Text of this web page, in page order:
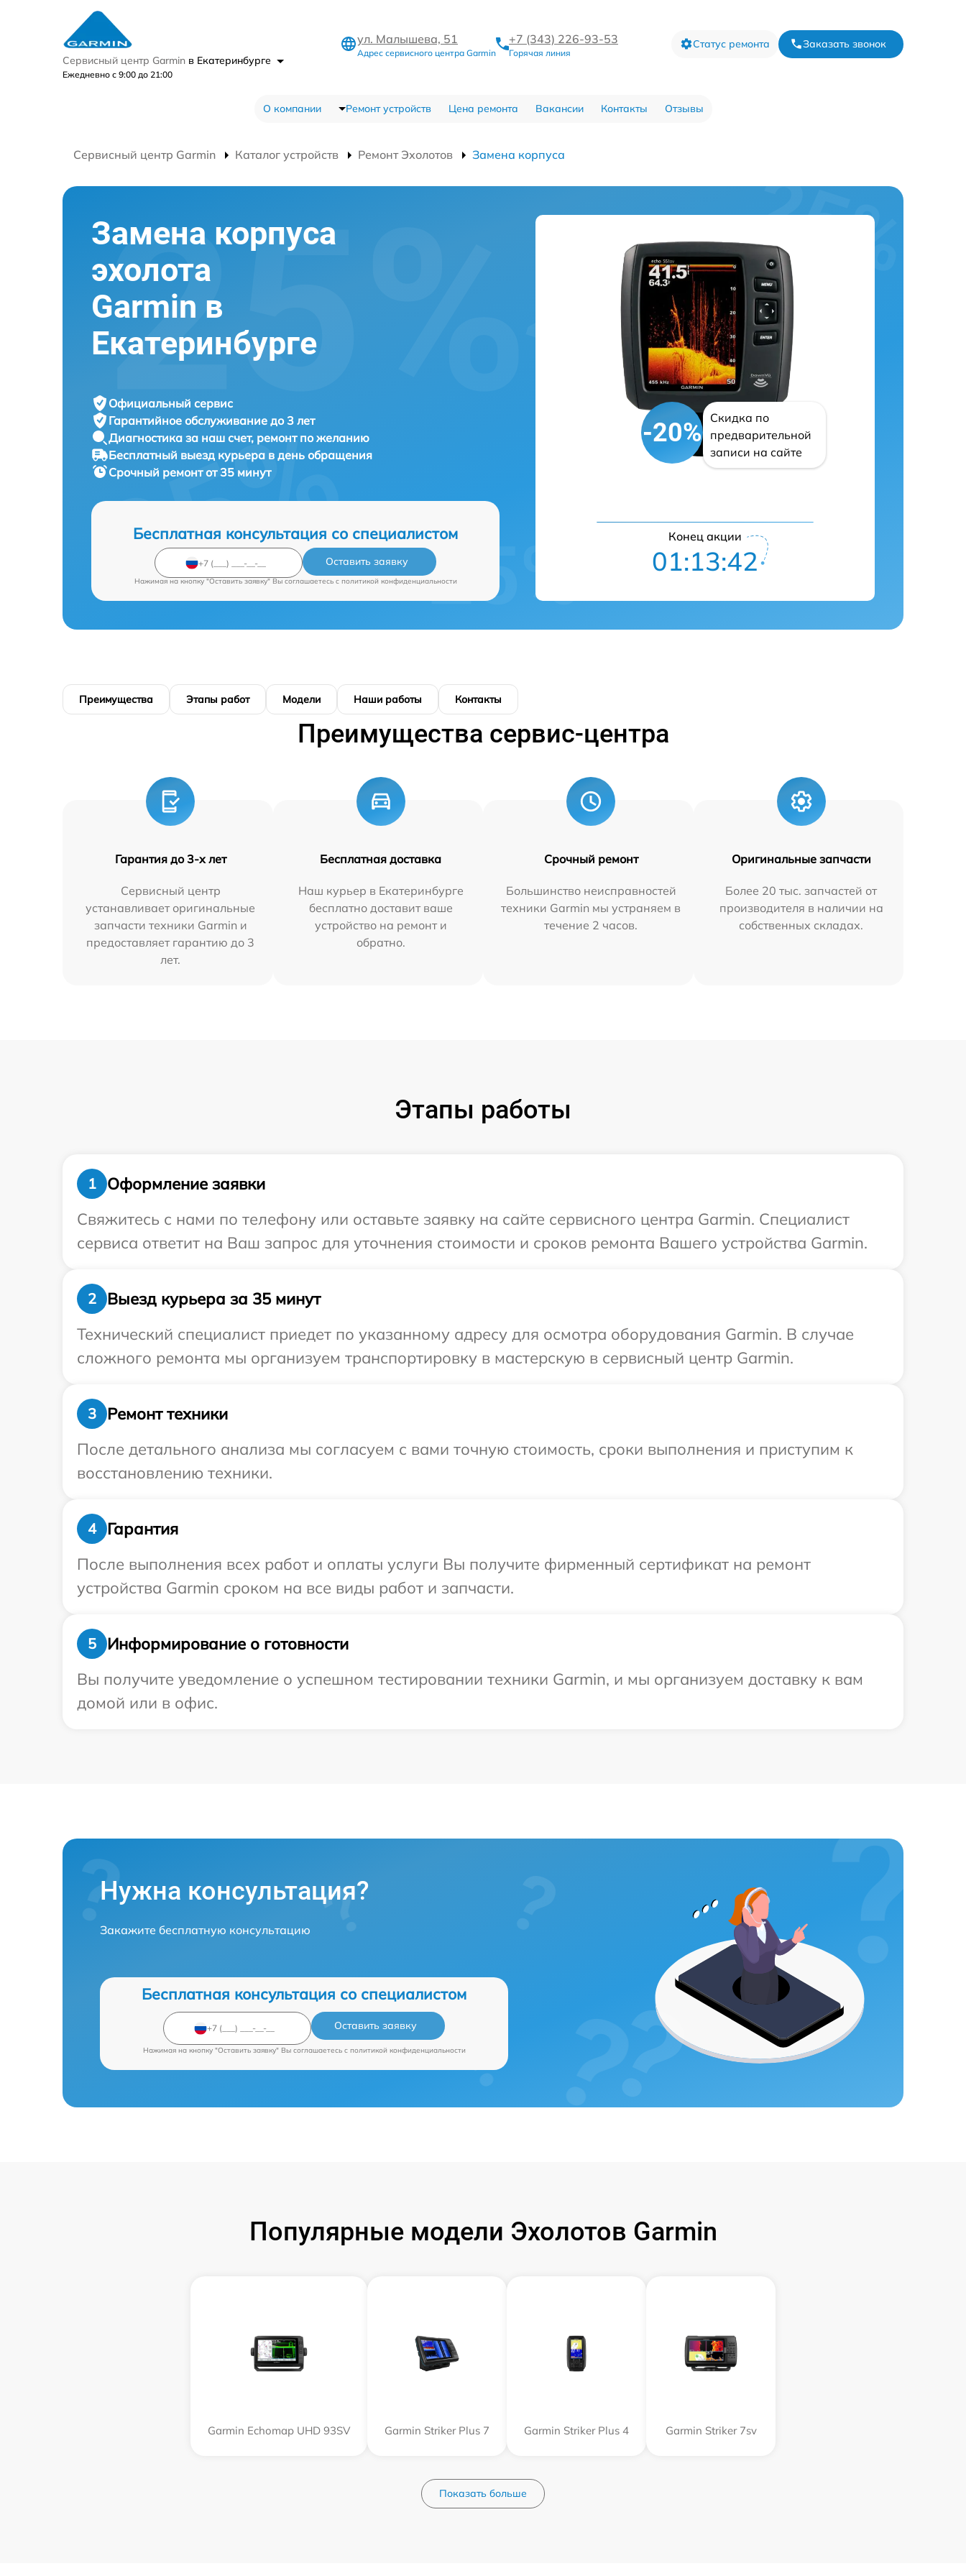
Сервисный центр Garmin в Екатеринбурге
Ежедневно с 9:00 до 21:00
ул. Малышева, 51
Адрес сервисного центра Garmin
+7 (343) 226-93-53
Горячая линия
Статус ремонта Заказать звонок
О компании Ремонт устройств Цена ремонта Вакансии Контакты Отзывы
Сервисный центр Garmin Каталог устройств Ремонт Эхолотов Замена корпуса
Замена корпуса
эхолота
Garmin в
Екатеринбурге
Официальный сервис
Гарантийное обслуживание до 3 лет
Диагностика за наш счет, ремонт по желанию
Бесплатный выезд курьера в день обращения
Срочный ремонтот 35 минут
Бесплатная консультация со специалистом
Оставить заявку
Нажимая на кнопку "Оставить заявку" Вы соглашаетесь c политикой конфиденциальности
-20%
Скидка по
предварительной
записи на сайте
Конец акции
01:13:39
Преимущества Этапы работ Модели Наши работы Контакты
Преимущества сервис-центра
Гарантия до 3-х лет
Сервисный центр
устанавливает оригинальные
запчасти техники Garmin и
предоставляет гарантию до 3
лет.
Бесплатная доставка
Наш курьер в Екатеринбурге
бесплатно доставит ваше
устройство на ремонт и
обратно.
Срочный ремонт
Большинство неисправностей
техники Garmin мы устраняем в
течение 2 часов.
Оригинальные запчасти
Более 20 тыс. запчастей от
производителя в наличии на
собственных складах.
Этапы работы
1
Оформление заявки
Свяжитесь с нами по телефону или оставьте заявку на сайте сервисного центра Garmin. Специалист
сервиса ответит на Ваш запрос для уточнения стоимости и сроков ремонта Вашего устройства Garmin.
2
Выезд курьера за 35 минут
Технический специалист приедет по указанному адресу для осмотра оборудования Garmin. В случае
сложного ремонта мы организуем транспортировку в мастерскую в сервисный центр Garmin.
3
Ремонт техники
После детального анализа мы согласуем с вами точную стоимость, сроки выполнения и приступим к
восстановлению техники.
4
Гарантия
После выполнения всех работ и оплаты услуги Вы получите фирменный сертификат на ремонт
устройства Garmin сроком на все виды работ и запчасти.
5
Информирование о готовности
Вы получите уведомление о успешном тестировании техники Garmin, и мы организуем доставку к вам
домой или в офис.
Нужна консультация?
Закажите бесплатную консультацию
Бесплатная консультация со специалистом
Оставить заявку
Нажимая на кнопку "Оставить заявку" Вы соглашаетесь c политикой конфиденциальности
Популярные модели Эхолотов Garmin
Garmin Echomap UHD 93SV Garmin Striker Plus 7 Garmin Striker Plus 4 Garmin Striker 7sv
Показать больше